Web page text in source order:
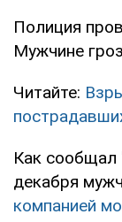
Полиция
Мужчине
Читайте:
Как сообщал
декабря
компанией